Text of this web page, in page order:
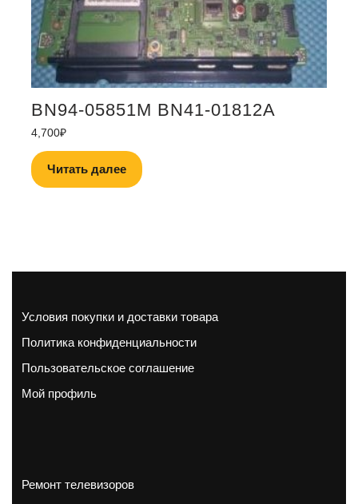
BN94-05851M BN41-01812A
4,700₽
Читать далее
Условия покупки и доставки товара
Политика конфиденциальности
Пользовательское соглашение
Мой профиль
Ремонт телевизоров